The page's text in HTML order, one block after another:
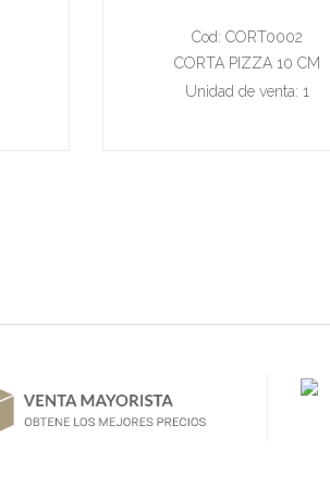
Cod: CORT0002
CORTA PIZZA 10 CM
Unidad de venta: 1